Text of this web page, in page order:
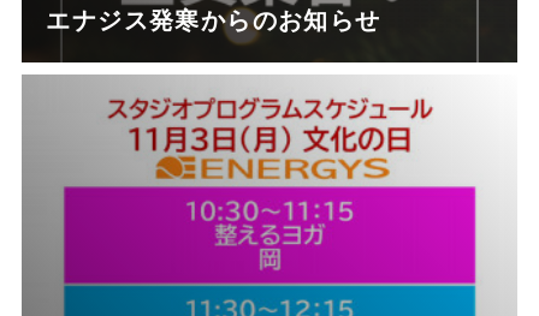
エナジス発寒からのお知らせ